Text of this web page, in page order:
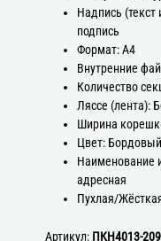
Надпись (текст
подпись
Формат: А4
Внутренние
Количество
Ляссе (лента):
Ширина
Цвет: Бордовый
Наименование
адресная
Пухлая/
Артикул: ПКН4013-